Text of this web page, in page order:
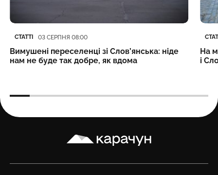
Категорія
СТАТТІ
Дата публікації
03 СЕРПНЯ 08:00
Вимушені переселенці зі Слов’янська: ніде
нам не буде так добре, як вдома
На
і
Карачун